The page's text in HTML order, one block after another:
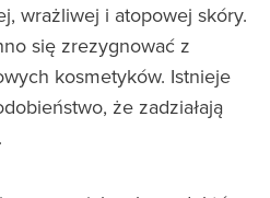
wrażliwej i atopowej skóry.
się zrezygnować z
kosmetyków. Istnieje
że zadziałają